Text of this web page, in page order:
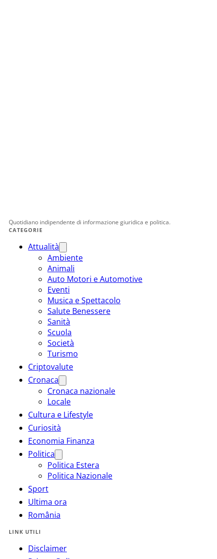
Quotidiano indipendente di informazione giuridica e politica.
CATEGORIE
Attualità
Ambiente
Animali
Auto Motori e Automotive
Eventi
Musica e Spettacolo
Salute Benessere
Sanità
Scuola
Società
Turismo
Criptovalute
Cronaca
Cronaca nazionale
Locale
Cultura e Lifestyle
Curiosità
Economia Finanza
Politica
Politica Estera
Politica Nazionale
Sport
Ultima ora
România
LINK UTILI
Disclaimer